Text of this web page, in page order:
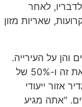
לאחר
שאריות מזון
והן על העירייה.
"זה מתחלק 50% אשמה של תושבים שעושים את זה ו-50% של
אזור ייעודי
"אתה מגיע